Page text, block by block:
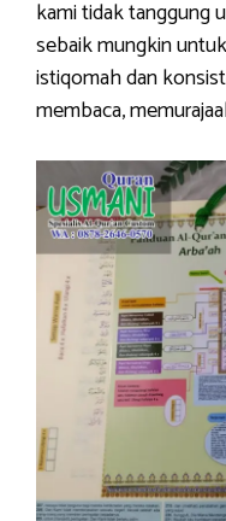
kami tidak tanggung
sebaik mungkin
istiqomah dan
membaca,